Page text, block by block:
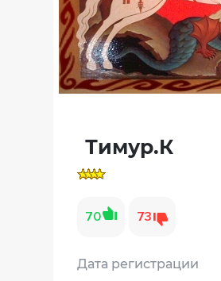
Тимур.К
70 73
Дата регистрации